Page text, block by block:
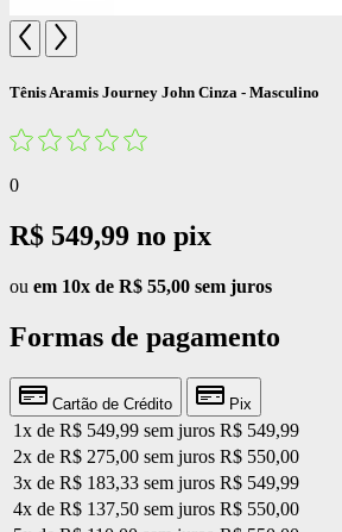
Tênis Aramis Journey John Cinza - Masculino
0
R$ 549,99 no pix
ou em 10x de R$ 55,00 sem juros
Formas de pagamento
Cartão de Crédito Pix
1x de R$ 549,99 sem juros R$ 549,99
2x de R$ 275,00 sem juros R$ 550,00
3x de R$ 183,33 sem juros R$ 549,99
4x de R$ 137,50 sem juros R$ 550,00